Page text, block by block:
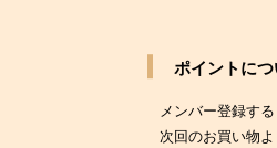
ポイントに
メンバー登録す
次回のお買い物